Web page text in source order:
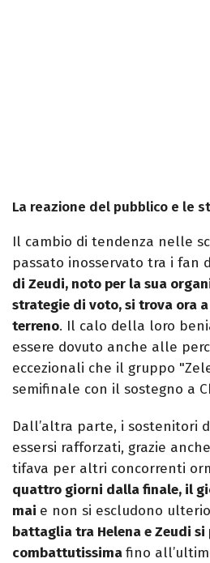
La reazione del pubblico e le
Il cambio di tendenza nelle
passato inosservato tra i fan
di Zeudi, noto per la sua
strategie di voto, si trova ora
terreno. Il calo della loro
essere dovuto anche alle
eccezionali che il gruppo
semifinale con il sostegno a
Dall’altra parte, i sostenitori
essersi rafforzati, grazie
tifava per altri concorrenti
quattro giorni dalla finale, il
mai e non si escludono
battaglia tra Helena e Zeudi si
combattutissimafino